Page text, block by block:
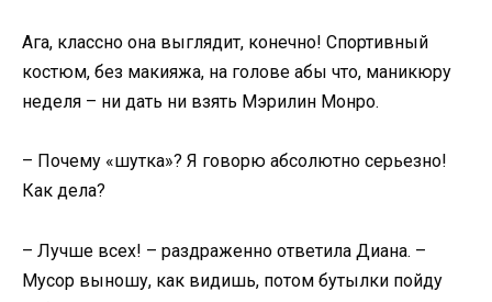
Ага, классно она выглядит, конечно! Спортивный
костюм, без макияжа, на голове абы что, маникюру
неделя – ни дать ни взять Мэрилин Монро.
– Почему «шутка»? Я говорю абсолютно серьезно!
Как дела?
– Лучше всех! – раздраженно ответила Диана. –
Мусор выношу, как видишь, потом бутылки пойду